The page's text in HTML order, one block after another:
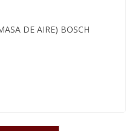
DE AIRE) BOSCH